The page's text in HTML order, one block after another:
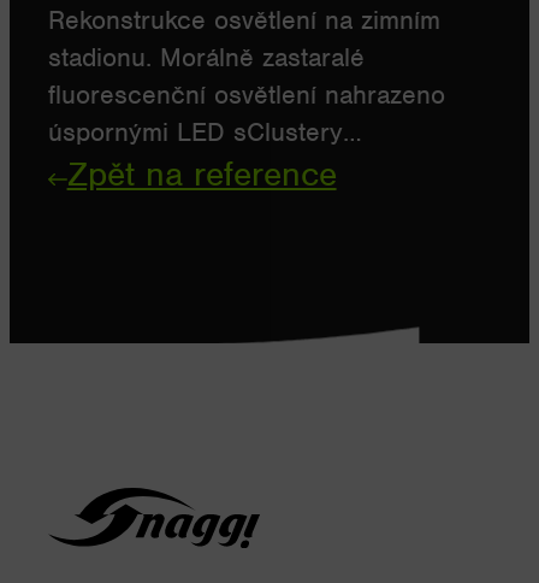
Rekonstrukce osvětlení na zimním
stadionu. Morálně zastaralé
fluorescenční osvětlení nahrazeno
úspornými LED sClustery…
Zpět na reference